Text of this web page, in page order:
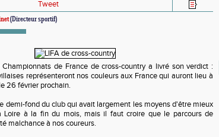
Tweet
(Directeur sportif)
de France de cross-country a livré son verdict :
représenteront nos couleurs aux France qui auront lieu à
26 février prochain.
demi-fond du club qui avait largement les moyens d'être mieux
Loire à la fin du mois, mais il faut croire que le parcours de
malchance à nos coureurs.